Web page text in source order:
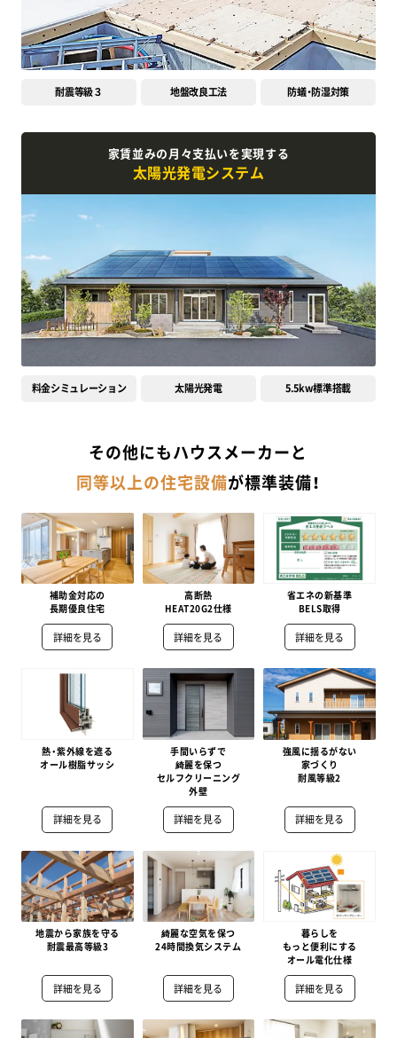
耐震等級３ 地盤改良工法 防蟻・防湿対策
家賃並みの月々支払いを実現する
太陽光発電システム
料金シミュレーション 太陽光発電 5.5kw標準搭載
その他にもハウスメーカーと
同等以上の住宅設備が標準装備！
補助金対応の
長期優良住宅
詳細を見る
高断熱
HEAT20G2仕様
詳細を見る
省エネの新基準
BELS取得
詳細を見る
熱・紫外線を遮る
オール樹脂サッシ
詳細を見る
手間いらずで
綺麗を保つ
セルフクリーニング
外壁
詳細を見る
強風に揺るがない
家づくり
耐風等級2
詳細を見る
地震から家族を守る
耐震最高等級3
詳細を見る
綺麗な空気を保つ
24時間換気システム
詳細を見る
暮らしを
もっと便利にする
オール電化仕様
詳細を見る